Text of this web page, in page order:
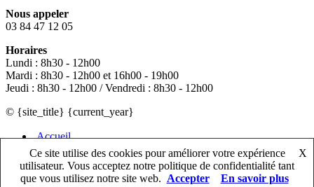
Nous appeler
03 84 47 12 05
Horaires
Lundi : 8h30 - 12h00
Mardi : 8h30 - 12h00 et 16h00 - 19h00
Jeudi : 8h30 - 12h00 / Vendredi : 8h30 - 12h00
© {site_title} {current_year}
Accueil
Mentions légales
Politique de confidentialité
Contact
Ce site utilise des cookies pour améliorer votre expérience
utilisateur. Vous acceptez notre politique de confidentialité tant
que vous utilisez notre site web.
X
Accepter En savoir plus